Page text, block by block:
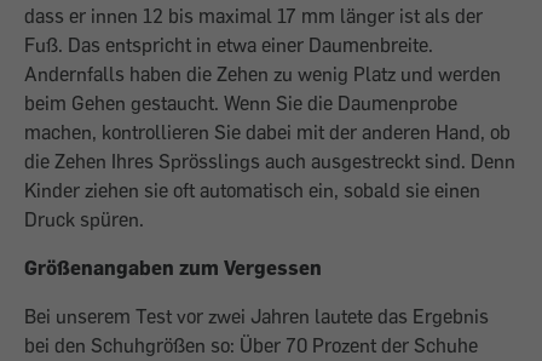
dass er innen 12 bis maximal 17 mm länger ist als der
Fuß. Das entspricht in etwa einer Daumenbreite.
Andernfalls haben die Zehen zu wenig Platz und werden
beim Gehen gestaucht. Wenn Sie die Daumenprobe
machen, kontrollieren Sie dabei mit der anderen Hand, ob
die Zehen Ihres Sprösslings auch ausgestreckt sind. Denn
Kinder ziehen sie oft automatisch ein, sobald sie einen
Druck spüren.
Größenangaben zum Vergessen
Bei unserem Test vor zwei Jahren lautete das Ergebnis
bei den Schuhgrößen so: Über 70 Prozent der Schuhe